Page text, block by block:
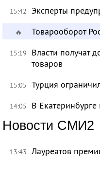
15:42 Эксперты
🔥 Товарооборот
15:19
Власти получат
товаров
15:05 Турция
14:05 В
Новости СМИ2
13:43 Лауреатов